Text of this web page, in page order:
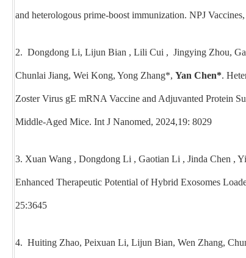
and heterologous prime-boost immunization. NPJ
2. Dongdong Li, Lijun Bian , Lili Cui , Jingying Zhou,
Chunlai Jiang, Wei Kong, Yong Zhang*, Yan Chen*.
Zoster Virus gE mRNA Vaccine and Adjuvanted Protein
Middle-Aged Mice. Int J Nanomed, 2024,19: 8029
3. Xuan Wang , Dongdong Li , Gaotian Li , Jinda Chen ,
Enhanced Therapeutic Potential of Hybrid Exosomes
25:3645
4. Huiting Zhao, Peixuan Li, Lijun Bian, Wen Zhang,